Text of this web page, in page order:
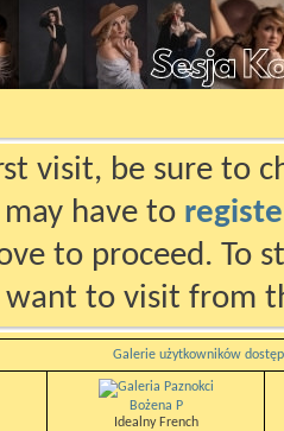
visit, be sure to
have to
to proceed. To
to visit from
Galerie użytkowników
Bożena P
Idealny French